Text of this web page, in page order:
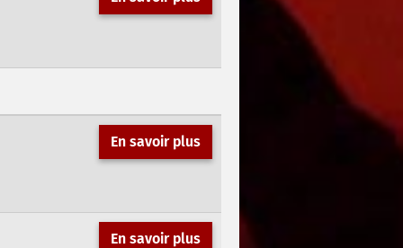
En savoir plus
En savoir plus